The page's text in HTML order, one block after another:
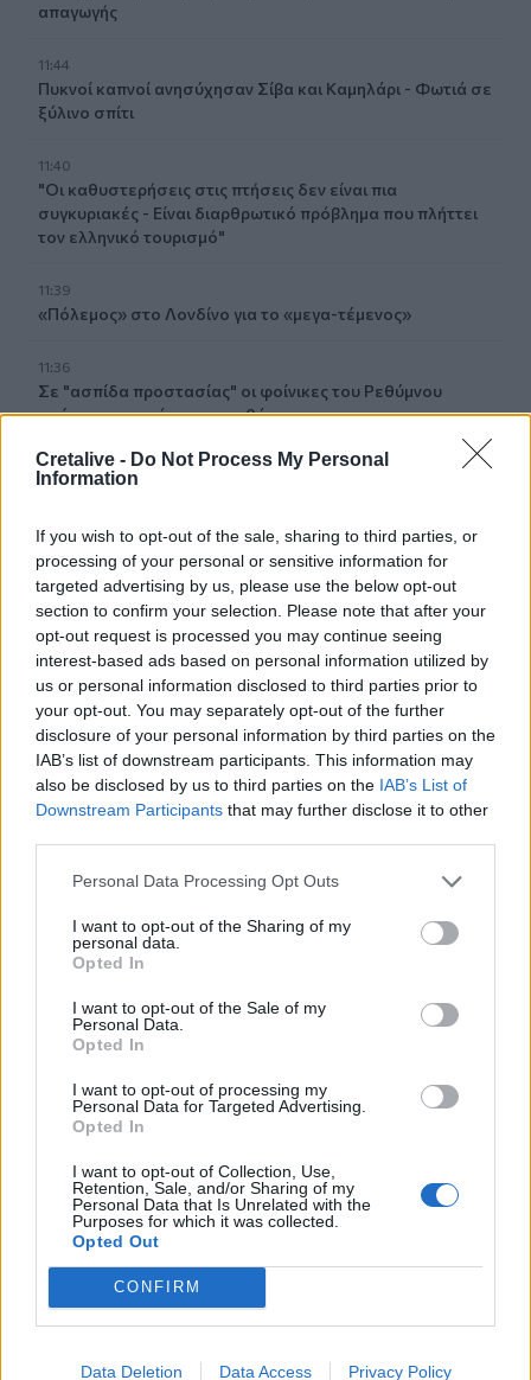
Cretalive - Do Not Process My Personal
Information
If you wish to opt-out of the sale, sharing to third parties, or
processing of your personal or sensitive information for
targeted advertising by us, please use the below opt-out
section to confirm your selection. Please note that after your
opt-out request is processed you may continue seeing
interest-based ads based on personal information utilized by
us or personal information disclosed to third parties prior to
your opt-out. You may separately opt-out of the further
disclosure of your personal information by third parties on the
IAB’s list of downstream participants. This information may
also be disclosed by us to third parties on the IAB’s List of
Downstream Participants that may further disclose it to other
Personal Data Processing Opt Outs
I want to opt-out of the Sharing of my
personal data.
Opted In
I want to opt-out of the Sale of my
Personal Data.
Opted In
I want to opt-out of processing my
Personal Data for Targeted Advertising.
Opted In
I want to opt-out of Collection, Use,
Retention, Sale, and/or Sharing of my
Personal Data that Is Unrelated with the
Purposes for which it was collected.
Opted Out
CONFIRM
Data Deletion Data Access Privacy Policy
απαγωγής
11:44
Πυκνοί καπνοί ανησύχησαν Σίβα και Καμηλάρι - Φωτιά σε
ξύλινο σπίτι
11:40
"Οι καθυστερήσεις στις πτήσεις δεν είναι πια
συγκυριακές - Είναι διαρθρωτικό πρόβλημα που πλήττει
τον ελληνικό τουρισμό"
11:39
«Πόλεμος» στο Λονδίνο για το «μεγα-τέμενος»
11:36
Σε "ασπίδα προστασίας" οι φοίνικες του Ρεθύμνου
απέναντι στο κόκκινο σκαθάρι
11:30
Τροχαίο στην Ηλεία: Αυτοκίνητο έπεσε σε γκρεμό 30
11:20
Κνωσός: Ένα χρόνο μετά τις δεσμεύσεις, επιστρέφουν οι
δίσκοι με τα κέρματα στα WC
11:18
Φωτιά στη Βοιωτία: Στον ανακριτή οι δύο συλληφθέντες
11:08
Ποδηλασία: Δυναμική παρουσία της Kastro Cycling Team
στο Πανελλήνιο Πρωτάθλημα Πίστας 2026
11:04
Χανιά: Σοβαρό επεισόδιο έξω από το Νοσοκομείο -
Πιάστηκαν στα χέρια δύο άτομα
ΣΧΕΤΙΚA AΡΘΡΑ
Δωρεά κλιματιστικού στο Γραφείο Ανηλίκων της
ΚΡΗΤΗ 12:12
Δωρεά κλιματιστικού στο Γραφείο
Δωρεά κλιματιστικού στο
Υποδιεύθυνσης Δίωξης και
Ηρακλείου